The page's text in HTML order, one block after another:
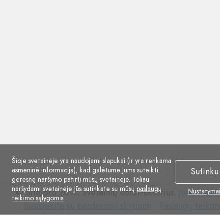
© Site.pro 2011. Svetainių konstruktorius. Jungtinės
Susisiekite
Susisiekite su pardavimų skyriumi Paslaugų
Šioje svetainėje yra naudojami slapukai (ir yra renkama
asmeninė informacija), kad galėtume Jums suteikti
geresnę naršymo patirtį mūsų svetainėje. Toliau
naršydami svetainėje Jūs sutinkate su mūsų paslaugų
teikimo sąlygomis.
Sutinku
Nustatymai